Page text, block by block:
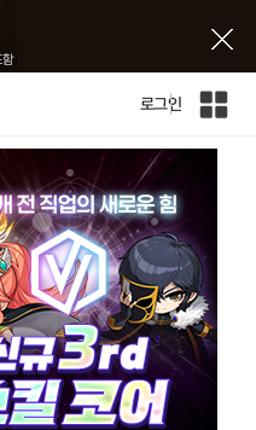
로그인
인